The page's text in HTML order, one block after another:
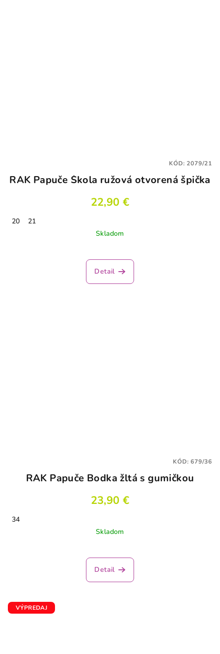
RAK Papuče Škola ružová otvorená špička
22,90 €
20
21
Skladom
Detail
KÓD:2079/21
RAK Papuče Bodka žltá s gumičkou
23,90 €
34
Skladom
Detail
KÓD:679/36
VÝPREDAJ